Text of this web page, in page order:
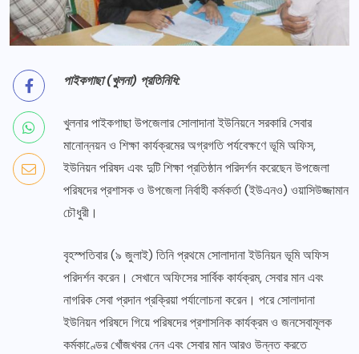
পাইকগাছা (খুলনা) প্রতিনিধি:
খুলনার পাইকগাছা উপজেলার সোলাদানা ইউনিয়নে সরকারি সেবার
মানোন্নয়ন ও শিক্ষা কার্যক্রমের অগ্রগতি পর্যবেক্ষণে ভূমি অফিস,
ইউনিয়ন পরিষদ এবং দুটি শিক্ষা প্রতিষ্ঠান পরিদর্শন করেছেন উপজেলা
পরিষদের প্রশাসক ও উপজেলা নির্বাহী কর্মকর্তা (ইউএনও) ওয়াসিউজ্জামান
চৌধুরী।
বৃহস্পতিবার (৯ জুলাই) তিনি প্রথমে সোলাদানা ইউনিয়ন ভূমি অফিস
পরিদর্শন করেন। সেখানে অফিসের সার্বিক কার্যক্রম, সেবার মান এবং
নাগরিক সেবা প্রদান প্রক্রিয়া পর্যালোচনা করেন। পরে সোলাদানা
ইউনিয়ন পরিষদে গিয়ে পরিষদের প্রশাসনিক কার্যক্রম ও জনসেবামূলক
কর্মকাণ্ডের খোঁজখবর নেন এবং সেবার মান আরও উন্নত করতে